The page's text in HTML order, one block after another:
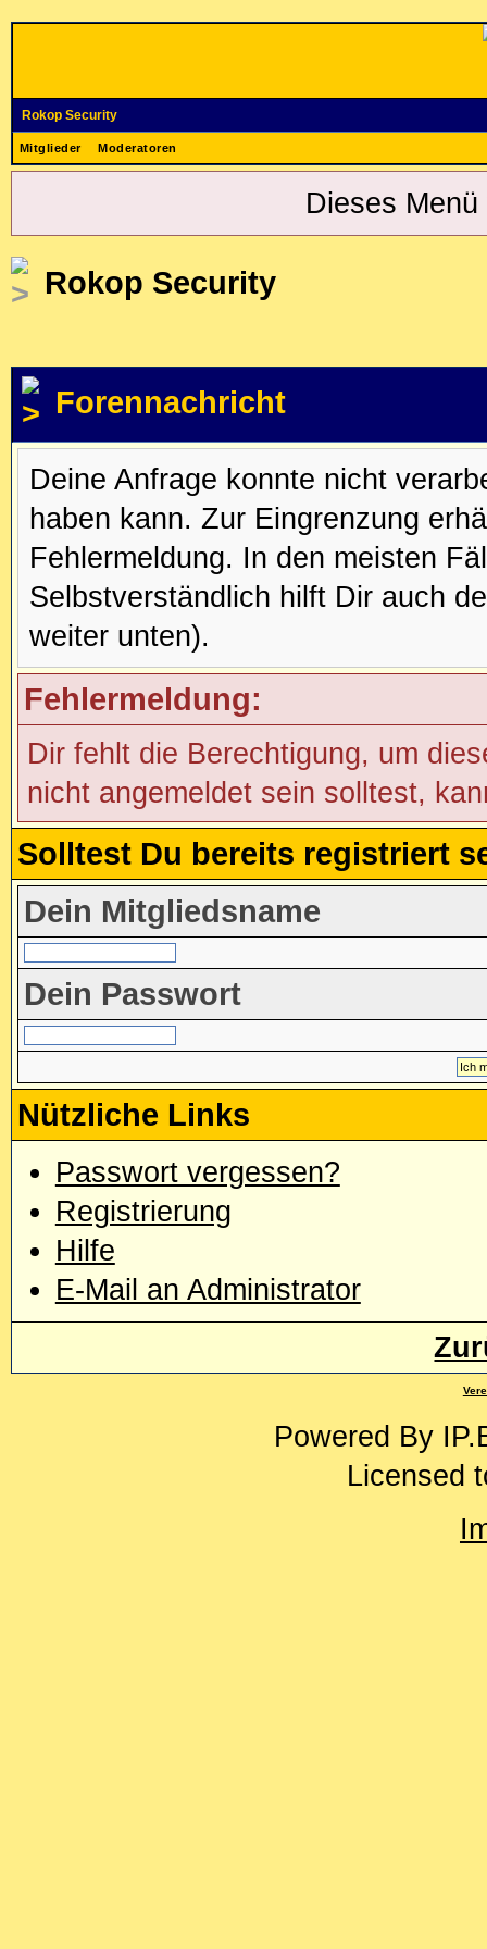
Rokop Security
Mitglieder Moderatoren
Dieses
Rokop Security
Forennachricht
Deine Anfrage konnte nicht
haben kann. Zur Eingrenzung
Fehlermeldung. In den meisten
Selbstverständlich hilft Dir auch
weiter unten).
Fehlermeldung:
Dir fehlt die Berechtigung, um
nicht angemeldet sein solltest,
Solltest Du bereits registriert
Dein Mitgliedsname
Dein Passwort
Nützliche Links
Passwort vergessen?
Registrierung
Hilfe
E-Mail an Administrator
Powered By
Licensed